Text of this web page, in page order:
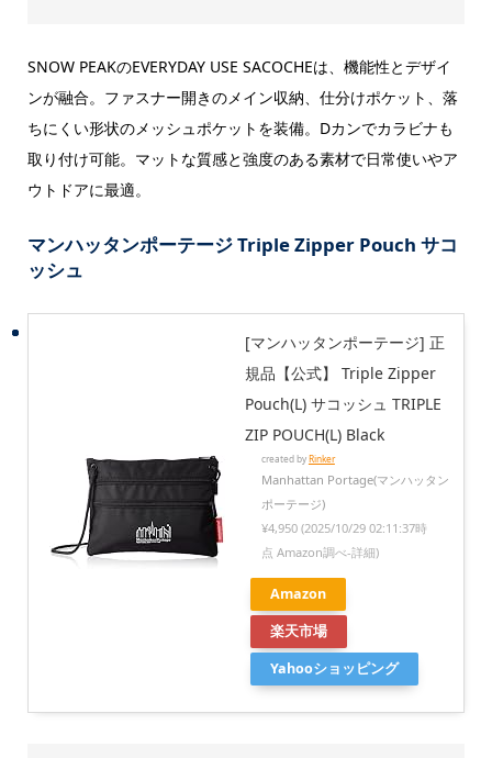
SNOW PEAKのEVERYDAY USE SACOCHEは、機能性とデザイ
ンが融合。ファスナー開きのメイン収納、仕分けポケット、落
ちにくい形状のメッシュポケットを装備。Dカンでカラビナも
取り付け可能。マットな質感と強度のある素材で日常使いやア
ウトドアに最適。
マンハッタンポーテージ Triple Zipper Pouch サコ
ッシュ
[マンハッタンポーテージ] 正
規品【公式】 Triple Zipper
Pouch(L) サコッシュ TRIPLE
ZIP POUCH(L) Black
created byRinker
Manhattan Portage(マンハッタン
ポーテージ)
¥4,950 (2025/10/29 02:11:37時
点 Amazon調べ-詳細)
Amazon
楽天市場
Yahooショッピング